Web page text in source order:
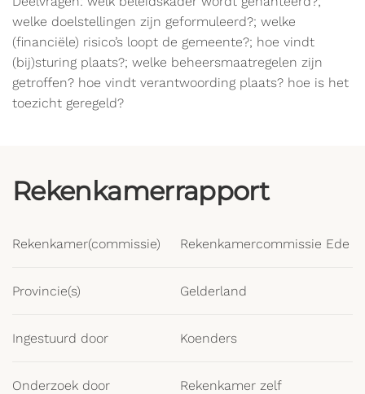
welke doelstellingen zijn geformuleerd?; welke
(financiële) risico’s loopt de gemeente?; hoe vindt
(bij)sturing plaats?; welke beheersmaatregelen zijn
getroffen? hoe vindt verantwoording plaats? hoe is het
toezicht geregeld?
Rekenkamerrapport
Rekenkamer(commissie) Rekenkamercommissie Ede
Provincie(s) Gelderland
Ingestuurd door Koenders
Onderzoek door Rekenkamer zelf